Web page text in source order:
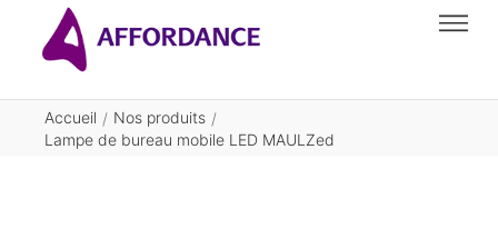
Accueil / Nos produits /
Lampe de bureau mobile LED MAULZed